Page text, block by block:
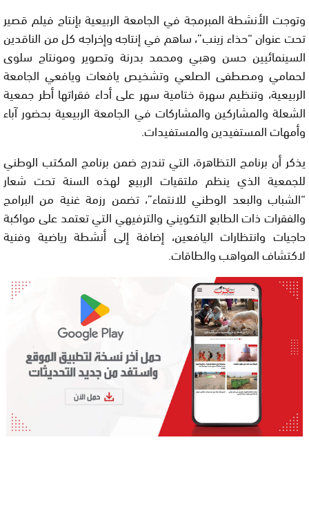
وتوجت الأنشطة المبرمجة في الجامعة الربيعية بإنتاج فيلم قصير
تحت عنوان “حذاء زينب”، ساهم في إنتاجه وإخراجه كل من الناقدين
السينمائيين حسن وهبي ومحمد بدرنة وتصوير ومونتاج سلوى
لحمامي ومصطفى الصلعي وتشخيص يافعات ويافعي الجامعة
الربيعية، وتنظيم سهرة ختامية سهر على أداء فقراتها أطر جمعية
الشعلة والمشاركين والمشاركات في الجامعة الربيعية بحضور آباء
وأمهات المستفيدين والمستفيدات.
يذكر أن برنامج التظاهرة، التي تندرج ضمن برنامج المكتب الوطني
للجمعية الذي ينظم ملتقيات الربيع لهذه السنة تحت شعار
“الشباب والبعد الوطني للانتماء”، تضمن رزمة غنية من البرامج
والفقرات ذات الطابع التكويني والترفيهي التي تعتمد على مواكبة
حاجيات وانتظارات اليافعين، إضافة إلى أنشطة رياضية وفنية
لاكتشاف المواهب والطاقات.